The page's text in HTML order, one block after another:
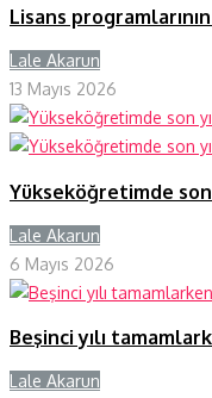
Lisans
Lale Akarun
13 Mayıs 2026
Yükseköğretimde son
Lale Akarun
6 Mayıs 2026
Beşinci yılı
Lale Akarun